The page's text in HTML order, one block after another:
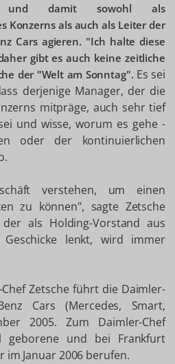
und damit sowohl als
Konzerns als auch als Leiter der
Cars agieren. "Ich halte diese
gibt es auch keine zeitliche
der "Welt am Sonntag". Es sei
derjenige Manager, der die
mitpräge, auch sehr tief
und wisse, worum es gehe -
oder der kontinuierlichen
verstehen, um einen
zu können", sagte Zetsche
als Holding-Vorstand aus
lenkt, wird immer
Zetsche führt die Daimler-
Cars (Mercedes, Smart,
2005. Zum Daimler-Chef
und bei Frankfurt
im Januar 2006 berufen.